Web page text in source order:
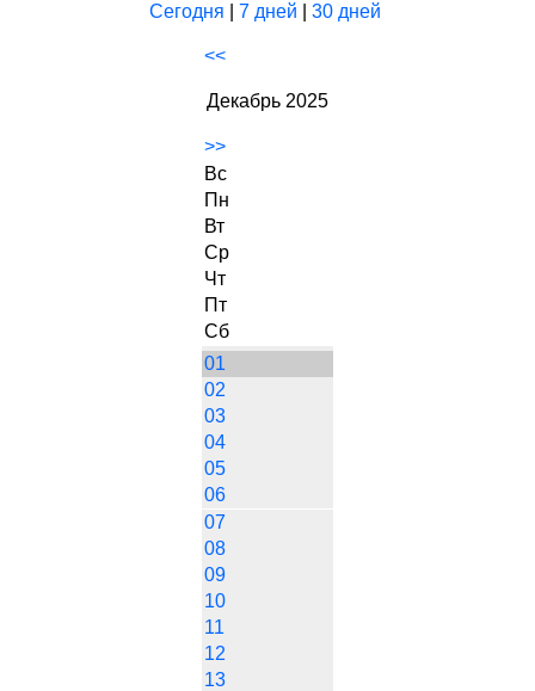
Сегодня 7 дней 30 дней
<<
Декабрь 2025
>>
Вс
Пн
Вт
Ср
Чт
Пт
Сб
01
02
03
04
05
06
07
08
09
10
11
12
13